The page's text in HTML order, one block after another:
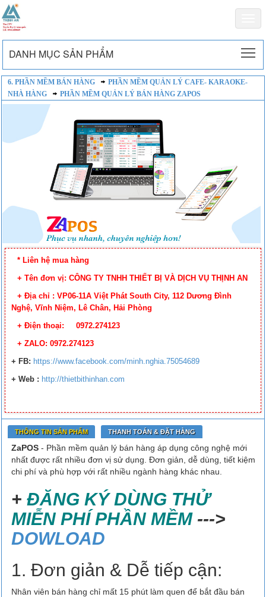
DANH MỤC SẢN PHẨM
6. PHẦN MỀM BÁN HÀNG
PHẦN MỀM QUẢN LÝ CAFE- KARAOKE-
NHÀ HÀNG
PHẦN MỀM QUẢN LÝ BÁN HÀNG ZAPOS
* Liên hệ mua hàng
+ Tên đơn vị: CÔNG TY TNHH THIẾT BỊ VÀ DỊCH VỤ THỊNH AN
+ Địa chỉ : VP06-11A Việt Phát South City, 112 Dương Đình
Nghệ, Vĩnh Niệm, Lê Chân, Hải Phòng
+ Điện thoại: 0972.274123
+ ZALO: 0972.274123
+ FB: https://www.facebook.com/minh.nghia.75054689
+ Web : http://thietbithinhan.com
THÔNG TIN SẢN PHẨM THANH TOÁN & ĐẶT HÀNG
ZaPOS- Phần mềm quản lý bán hàng áp dụng công nghệ mới
nhất được rất nhiều đơn vị sử dụng. Đơn giản, dễ dùng, tiết kiệm
chi phí và phù hợp với rất nhiều ngành hàng khác nhau.
+ ĐĂNG KÝ DÙNG THỬ
MIỄN PHÍ PHẦN MỀM--->
DOWLOAD
1. Đơn giản & Dễ tiếp cận:
Nhân viên bán hàng chỉ mất 15 phút làm quen để bắt đầu bán